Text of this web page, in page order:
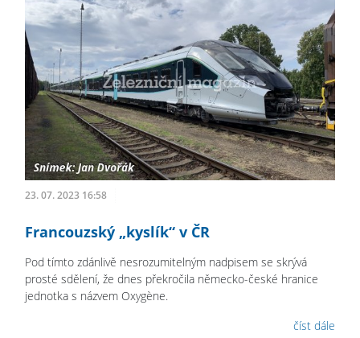
23. 07. 2023 16:58
Francouzský „kyslík“ v ČR
Pod tímto zdánlivě nesrozumitelným nadpisem se skrývá
prosté sdělení, že dnes překročila německo-české hranice
jednotka s názvem Oxygène.
číst dále